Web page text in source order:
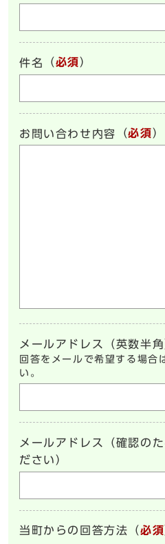
件名 （必須）
お問い合わせ内容 （必須）
メールアドレス（英数半角
回答をメールで希望する場合
い。
メールアドレス（確認の
ださい）
当町からの回答方法 （必須